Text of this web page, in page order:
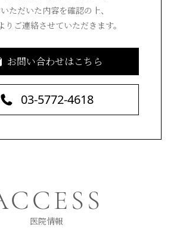
ただいた内容を確認の上、
りご連絡させていただきます。
お問い合わせはこちら
03-5772-4618
医院情報